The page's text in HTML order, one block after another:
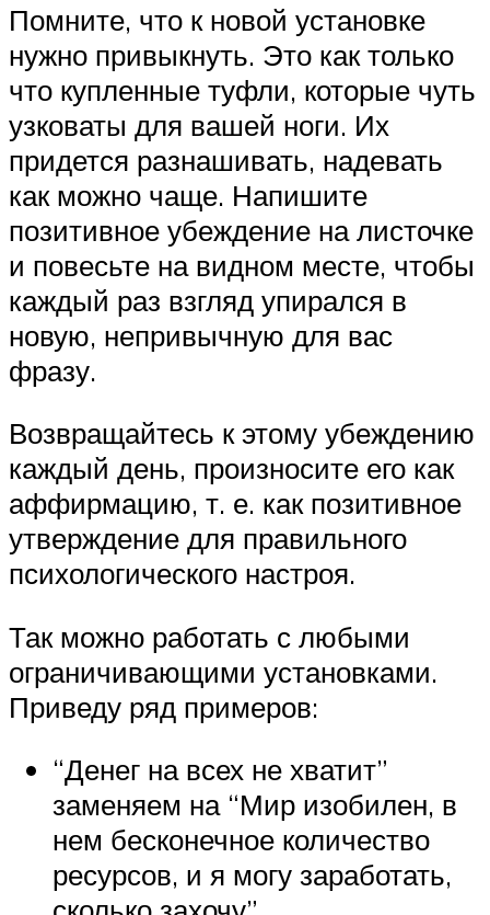
Помните, что к новой установке
нужно привыкнуть. Это как только
что купленные туфли, которые чуть
узковаты для вашей ноги. Их
придется разнашивать, надевать
как можно чаще. Напишите
позитивное убеждение на листочке
и повесьте на видном месте, чтобы
каждый раз взгляд упирался в
новую, непривычную для вас
фразу.
Возвращайтесь к этому убеждению
каждый день, произносите его как
аффирмацию, т. е. как позитивное
утверждение для правильного
психологического настроя.
Так можно работать с любыми
ограничивающими установками.
Приведу ряд примеров:
“Денег на всех не хватит”
заменяем на “Мир изобилен, в
нем бесконечное количество
ресурсов, и я могу заработать,